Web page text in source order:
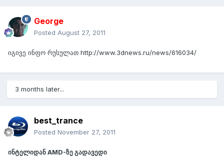
George
Posted August 27, 2011
იგივე ინფო რუსულათ http://www.3dnews.ru/news/616034/
3 months later...
best_trance
Posted November 27, 2011
ინტელიდან AMD-ზე გადავედი